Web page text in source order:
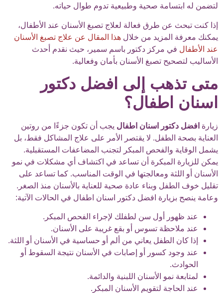
لتضمن له ابتسامة صحية وطبيعية تدوم طوال حياته.
إذا كنت تبحث عن طرق فعالة لعلاج تصبغ الأسنان عند الأطفال،
يمكنك معرفة المزيد من خلال هذا المقال عن علاج تصبغ الأسنان
عند الأطفال في مركز دكتور باسم سمير، حيث نقدم أحدث
الأساليب لتصحيح تصبغ الأسنان بأمان وفعالية.
متى تذهب إلى افضل دكتور
اسنان اطفال؟
زيارة افضل دكتور اسنان اطفال يجب أن تكون جزءًا من روتين
العناية بصحة الطفل. لا يقتصر الأمر على علاج المشاكل فقط، بل
يشمل الوقاية والفحص المبكر لتجنب المضاعفات المستقبلية.
يمكن للزيارة المبكرة أن تساعد في اكتشاف أي مشكلات في نمو
الأسنان أو اللثة ومعالجتها في الوقت المناسب. كما تساعد على
تقليل خوف الطفل وبناء عادة صحية للعناية بالأسنان منذ الصغر.
وعامة ينصح بزيارة افضل دكتور اسنان اطفال في الحالات الآتية:
عند ظهور أول سن لطفلك لإجراء الفحص المبكر.
عند ملاحظة تسوس أو بقع غريبة على الأسنان.
إذا كان الطفل يعاني من ألم أو حساسية في الأسنان أو اللثة.
عند وجود كسور أو إصابات في الأسنان نتيجة السقوط أو
الحوادث.
لمتابعة نمو الأسنان اللبنية والدائمة.
عند الحاجة لتقويم الأسنان المبكر.